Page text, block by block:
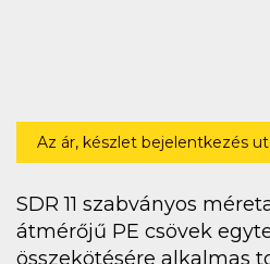
Az ár, készlet bejelentkezés
SDR 11 szabványos
átmérőjű PE csövek
összekötésére alkalmas